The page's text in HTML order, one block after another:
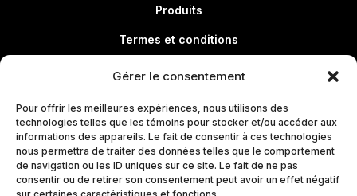
Gérer le consentement
Pour offrir les meilleures expériences, nous utilisons des
technologies telles que les témoins pour stocker et/ou accéder aux
informations des appareils. Le fait de consentir à ces technologies
nous permettra de traiter des données telles que le comportement
de navigation ou les ID uniques sur ce site. Le fait de ne pas
consentir ou de retirer son consentement peut avoir un effet négatif
Produits
Termes et conditions
Politique de confidentialité
Liens utiles
À propos
Produits